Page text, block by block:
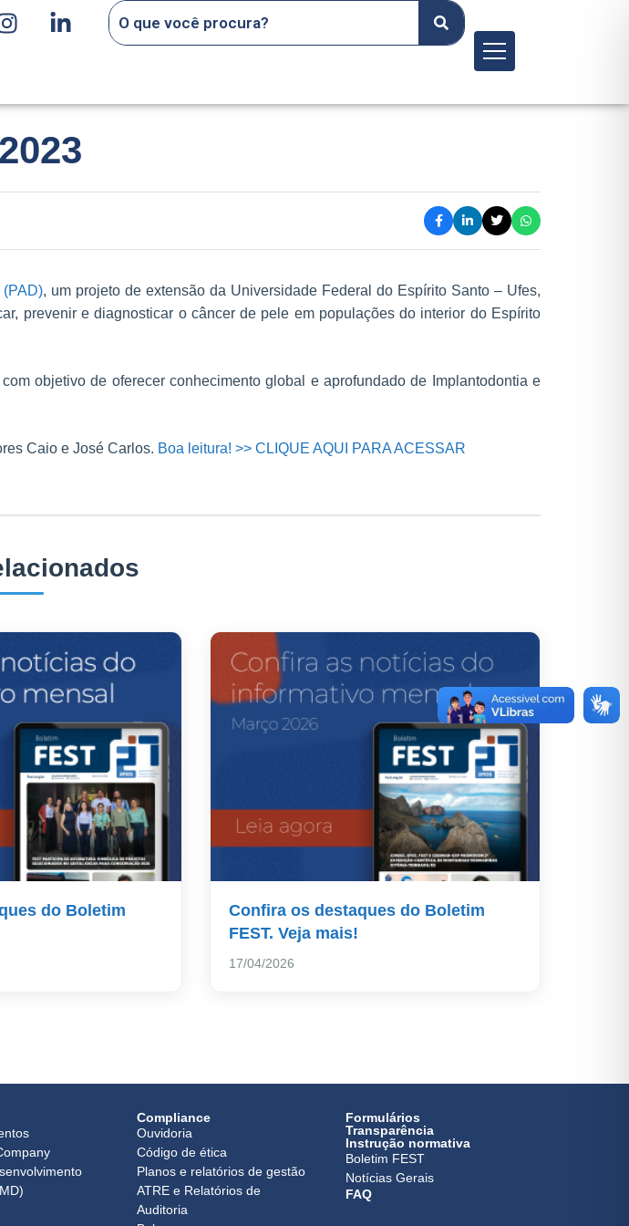
Menu
, um projeto de extensão da Universidade Federal do Espírito Santo – Ufes,
prevenir e diagnosticar o câncer de pele em populações do interior do Espírito
objetivo de oferecer conhecimento global e aprofundado de Implantodontia e
Caio e José Carlos. Boa leitura! >> CLIQUE AQUI PARA ACESSAR
do Boletim
Confira os destaques do Boletim
FEST. Veja mais!
17/04/2026
Compliance
Ouvidoria
Código de ética
Planos e relatórios de gestão
ATRE e Relatórios de
Auditoria
Formulários
Transparência
Instrução normativa
Boletim FEST
Notícias Gerais
FAQ